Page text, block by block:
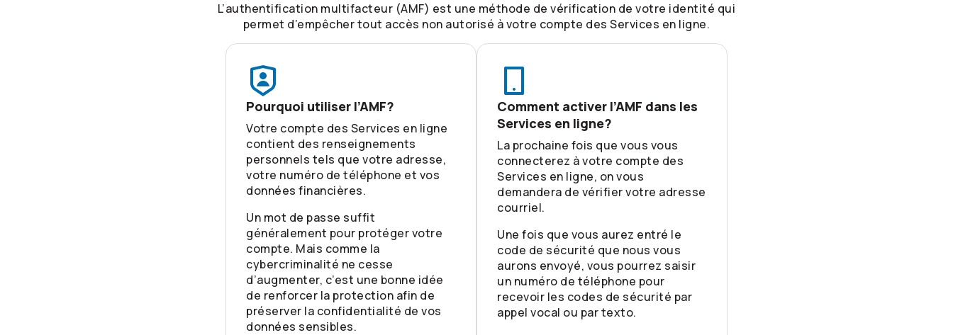
L’authentification multifacteur (AMF) est une méthode de vérification de votre identité qui
permet d’empêcher tout accès non autorisé à votre compte des Services en ligne.
Pourquoi utiliser l’AMF?
Votre compte des Services en ligne
contient des renseignements
personnels tels que votre adresse,
votre numéro de téléphone et vos
données financières.
Un mot de passe suffit
généralement pour protéger votre
compte. Mais comme la
cybercriminalité ne cesse
d’augmenter, c’est une bonne idée
de renforcer la protection afin de
préserver la confidentialité de vos
données sensibles.
Comment activer l’AMF dans les
Services en ligne?
La prochaine fois que vous vous
connecterez à votre compte des
Services en ligne, on vous
demandera de vérifier votre adresse
courriel.
Une fois que vous aurez entré le
code de sécurité que nous vous
aurons envoyé, vous pourrez saisir
un numéro de téléphone pour
recevoir les codes de sécurité par
appel vocal ou par texto.